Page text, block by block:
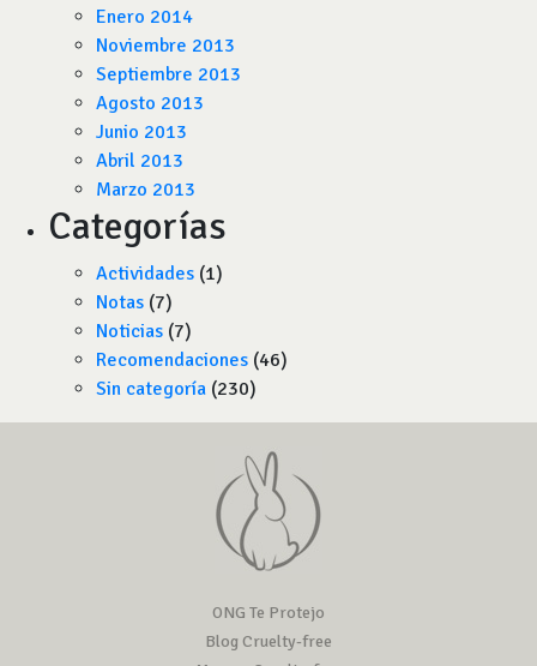
Enero 2014
Noviembre 2013
Septiembre 2013
Agosto 2013
Junio 2013
Abril 2013
Marzo 2013
Categorías
Actividades (1)
Notas (7)
Noticias (7)
Recomendaciones (46)
Sin categoría (230)
ONG Te Protejo
Blog Cruelty-free